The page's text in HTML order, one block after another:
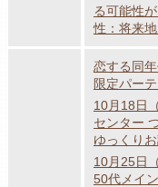
る可能性
性：将来
恋する同
限定パー
10月18日
センター
ゆっくり
10月25日
50代メイ